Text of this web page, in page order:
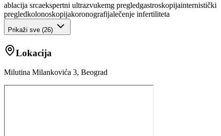
ablacija srcaekspertni ultrazvukemg pregledgastroskopijainternistički
pregledkolonoskopijakoronografijalečenje infertiliteta
Prikaži sve (26)
Lokacija
Milutina Milankovića 3, Beograd